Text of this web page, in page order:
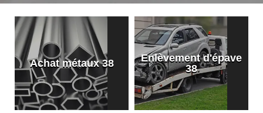
Achat métaux 38
Enlèvement d'épave
38